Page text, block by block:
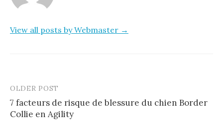
View all posts by Webmaster →
Post
navigation
OLDER POST
7 facteurs de risque de blessure du chien Border
Collie en Agility